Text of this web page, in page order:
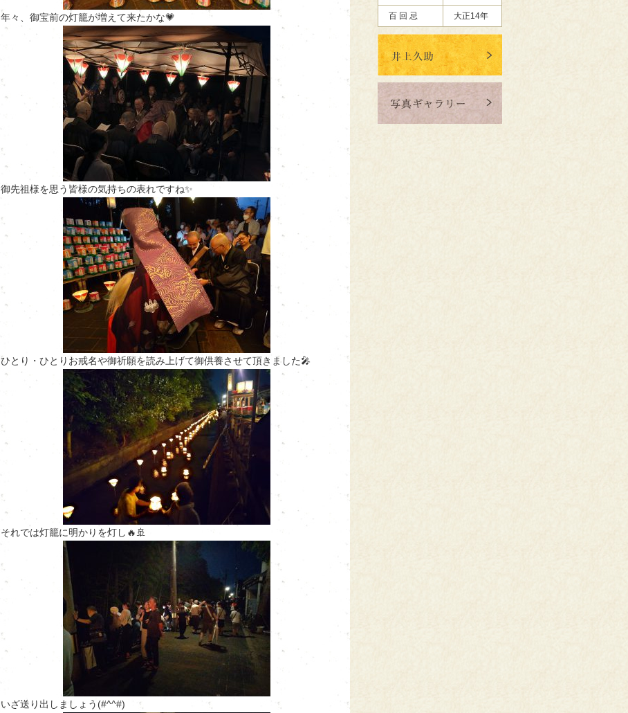
年々、御宝前の灯籠が増えて来たかな💗
御先祖様を思う皆様の気持ちの表れですね✨
ひとり・ひとりお戒名や御祈願を読み上げて御供養させて頂きました🎤
それでは灯籠に明かりを灯し🔥🚢
いざ送り出しましょう(#^^#)
百 回 忌 大正14年